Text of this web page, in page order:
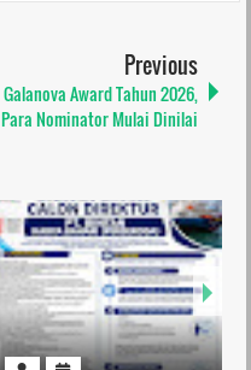
Previous
Galanova Award Tahun 2026,
Para Nominator Mulai Dinilai